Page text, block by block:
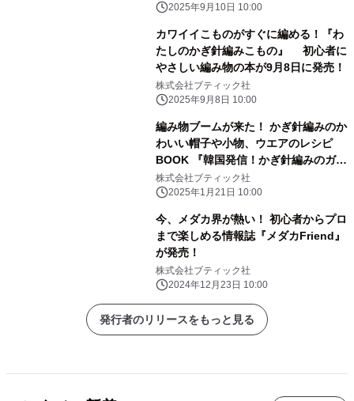
2025年9月10日 10:00
カワイイこものがすぐに編める！『わ
たしのかぎ針編みこもの』 初心者に
やさしい編み物の本が9月8日に発売！
株式会社ブティック社
2025年9月8日 10:00
編み物ブームが来た！ かぎ針編みのか
わいい帽子や小物、ウエアのレシピ
BOOK 『韓国発信！かぎ針編みのガー
ルズニットこもの』が 1月21日に発
売！
株式会社ブティック社
2025年1月21日 10:00
今、メダカ界が熱い！ 初心者からプロ
まで楽しめる情報誌『メダカFriend』
が発売！
株式会社ブティック社
2024年12月23日 10:00
発行者のリリースをもっと見る